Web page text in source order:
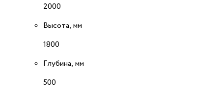
2000
Высота, мм
1800
Глубина, мм
500